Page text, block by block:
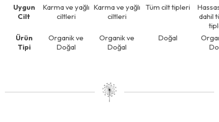
Uygun
Cilt
Karma ve yağlı
ciltleri
Karma ve yağlı
ciltleri
Tüm cilt tipleri
dahil
Ürün
Tipi
Organik ve
Doğal
Organik ve
Doğal
Doğal